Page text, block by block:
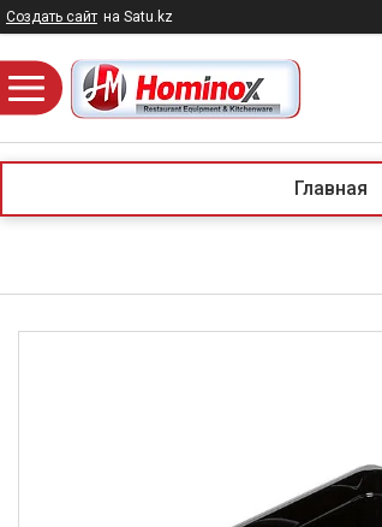
Создать сайт на Satu.kz
Главная